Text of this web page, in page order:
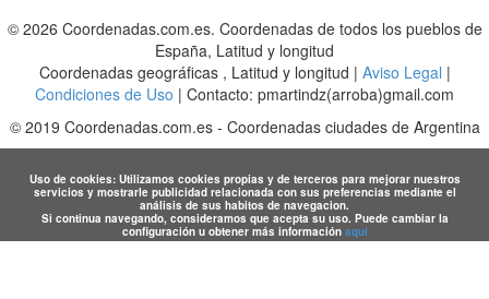
© 2026 Coordenadas.com.es. Coordenadas de todos los pueblos de
España, Latitud y longitud
Coordenadas geográficas , Latitud y longitud | Aviso Legal |
Condiciones de Uso | Contacto: pmartindz(arroba)gmail.com
© 2019 Coordenadas.com.es- Coordenadas ciudades de Argentina
Uso de cookies: Utilizamos cookies propias y de terceros para mejorar nuestros
servicios y mostrarle publicidad relacionada con sus preferencias mediante el
análisis de sus habitos de navegacion.
Si continua navegando, consideramos que acepta su uso. Puede cambiar la
configuración u obtener más información aqui